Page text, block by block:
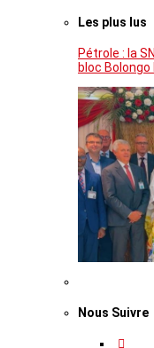
Les plus lus
Pétrole : la
bloc
Nous Suivre